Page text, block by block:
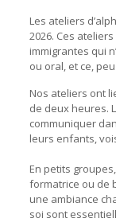
Les ateliers
2026. Ces
immigrantes qui
ou oral, et ce,
Nos ateliers ont
de deux heures.
communiquer
leurs enfants,
En petits
formatrice ou de
une ambiance
soi sont